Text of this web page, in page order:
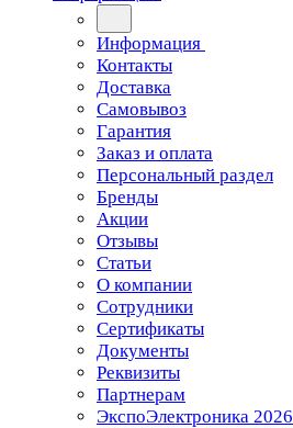
Информация
Контакты
Доставка
Самовывоз
Гарантия
Заказ и оплата
Персональный раздел
Бренды
Акции
Отзывы
Статьи
О компании
Сотрудники
Сертификаты
Документы
Реквизиты
Партнерам
ЭкспоЭлектроника 2026